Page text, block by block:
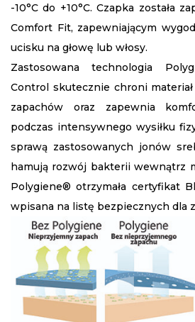
-10°C do +10°C. Czapka została
Comfort Fit, zapewniającym
ucisku na głowę lub włosy.
Zastosowana technologia
Control skutecznie chroni
zapachów oraz zapewnia
podczas intensywnego wysiłku
sprawą zastosowanych jonów
hamują rozwój bakterii wewnątrz
Polygiene® otrzymała certyfikat
wpisana na listę bezpiecznych dla